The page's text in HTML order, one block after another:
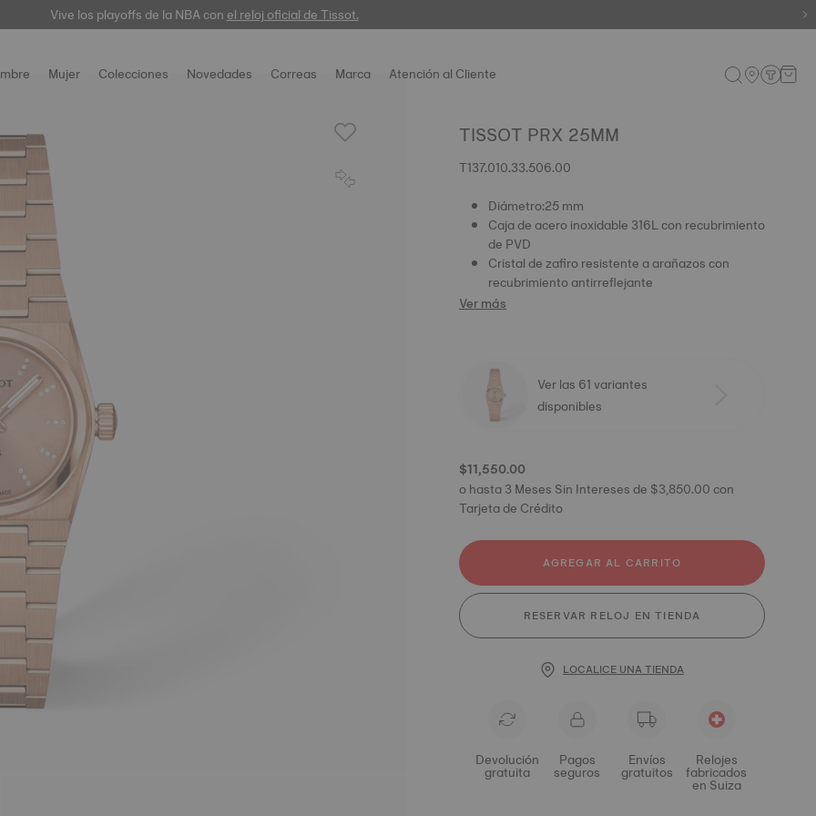
Vive los playoffs de la NBA conel reloj oficial de Tissot.
Mujer Colecciones Novedades Correas Marca Atención al Cliente
TISSOT PRX 25MM
T137.010.33.506.00
Diámetro:25 mm
Caja de acero inoxidable 316L con recubrimiento
de PVD
Cristal de zafiro resistente a arañazos con
recubrimiento antirreflejante
Ver más
Ver las 61 variantes
disponibles
$11,550.00
o hasta 3 Meses Sin Intereses de $3,850.00 con
Tarjeta de Crédito
AGREGAR AL CARRITO
RESERVAR RELOJ EN TIENDA
LOCALICE UNA TIENDA
Devolución
gratuita
Pagos
seguros
Envíos
gratuitos
Relojes
fabricados
en Suiza